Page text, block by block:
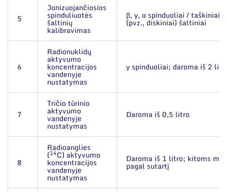
5
Jonizuojančiosios
spinduliuotės
šaltinių
kalibravimas
β, γ, α spinduoliai / taškiniai
(pvz., diskiniai) šaltiniai
6
Radionuklidų
aktyvumo
koncentracijos
vandenyje
nustatymas
γ spinduoliai; daroma iš 2
7
Tričio tūrinio
aktyvumo
vandenyje
nustatymas
Daroma iš 0,5 litro
8
Radioanglies
(14C) aktyvumo
koncentracijos
vandenyje
nustatymas
Daroma iš 1 litro; kitoms
pagal sutartį